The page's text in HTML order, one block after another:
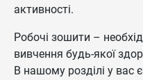
активності.
Робочі зошити –
вивчення будь-якої
В нашому розділі у вас